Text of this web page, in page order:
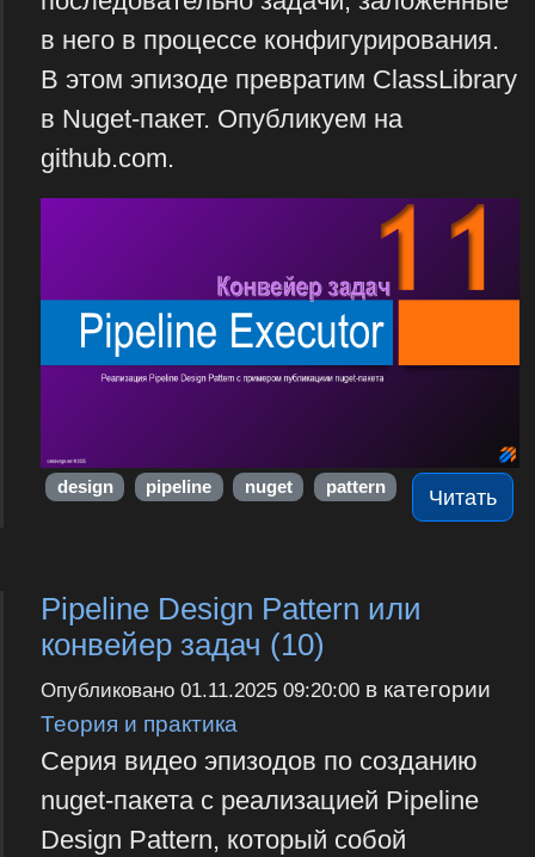
в него в процессе конфигурирования.
В этом эпизоде превратим ClassLibrary
в Nuget-пакет. Опубликуем на
github.com.
Читать
design pipeline nuget pattern
Pipeline Design Pattern или
конвейер задач (10)
Опубликовано 01.11.2025 09:20:00в категории
Теория и практика
Серия видео эпизодов по созданию
nuget-пакета с реализацией Pipeline
Design Pattern, который собой